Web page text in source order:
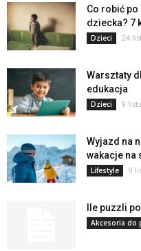
Co robić
dziecka? 7
Dzieci 24
Warsztaty
edukacja
Dzieci 9
Wyjazd na
wakacje na
Lifestyle 9
Ile puzzli
Akcesoria do